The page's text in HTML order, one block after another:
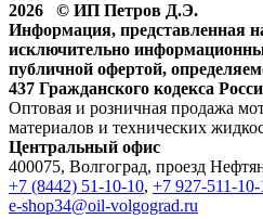
2026 © ИП Петров Д.Э.
Информация, представленная
исключительно
публичной офертой,
437 Гражданского кодекса
Оптовая и розничная продажа
материалов и технических
Центральный офис
400075, Волгоград, проезд
+7 (8442) 51-10-10, +7 927-511-10-
e-shop34@oil-volgograd.ru